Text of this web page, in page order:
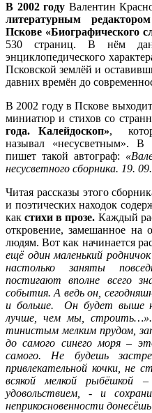
В 2002 году Валентин
литературным
Пскове «Биографического
530 страниц. В нём
энциклопедического
Псковской землёй и
давних времён до
В 2002 году в Пскове
миниатюр и стихов со
года. Калейдоскоп»,
называл «несусветным».
пишет такой автограф:
несусветного сборника. 19.
Читая рассказы этого
и поэтических находок
какстихи в прозе. Каждый
откровение, замешанное
людям. Вот как начинается
ещё один маленький
настолько заняты
постигают вполне всего
события. А ведь он,
и больше. Он будет выше
лучше, чем мы, строить…».
тинистым мелким прудом,
до самого синего моря –
самого. Не будешь
привлекательной кочки, не
всякой мелкой рыбёшкой
удовольствием, - и
неприкосновенности